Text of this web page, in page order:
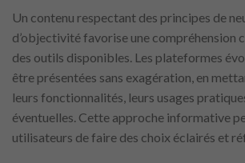
Un contenu respectant des principes de
d’objectivité favorise une compréhension
des outils disponibles. Les plateformes
être présentées sans exagération, en
leurs fonctionnalités, leurs usages
éventuelles. Cette approche informative
utilisateurs de faire des choix éclairés et